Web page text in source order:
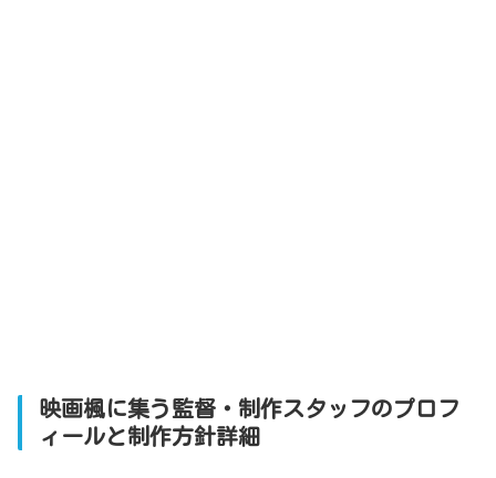
映画楓に集う監督・制作スタッフのプロフ
ィールと制作方針詳細